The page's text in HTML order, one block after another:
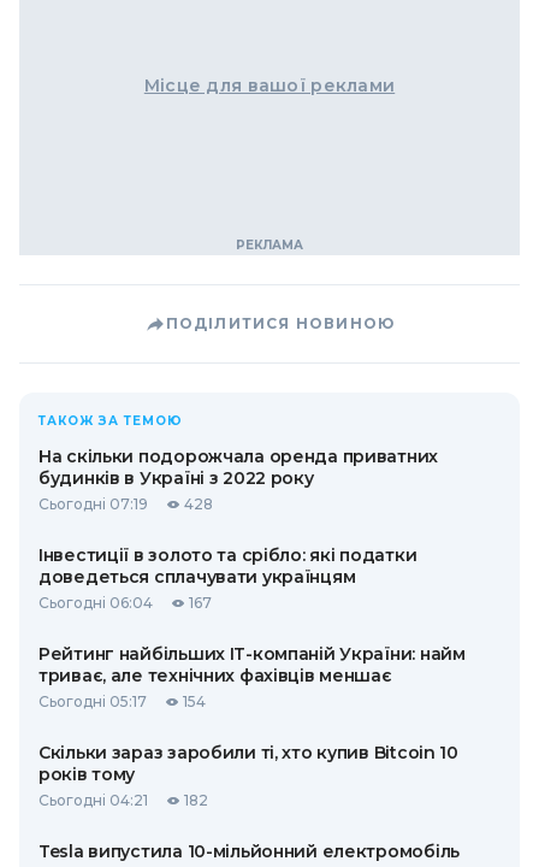
Місце для вашої реклами
ПОДІЛИТИСЯ НОВИНОЮ
ТАКОЖ ЗА ТЕМОЮ
На скільки подорожчала оренда приватних
будинків в Україні з 2022 року
Сьогодні 07:19 428
Інвестиції в золото та срібло: які податки
доведеться сплачувати українцям
Сьогодні 06:04 167
Рейтинг найбільших ІТ-компаній України: найм
триває, але технічних фахівців меншає
Сьогодні 05:17 154
Скільки зараз заробили ті, хто купив Bitcoin 10
років тому
Сьогодні 04:21 182
Tesla випустила 10-мільйонний електромобіль